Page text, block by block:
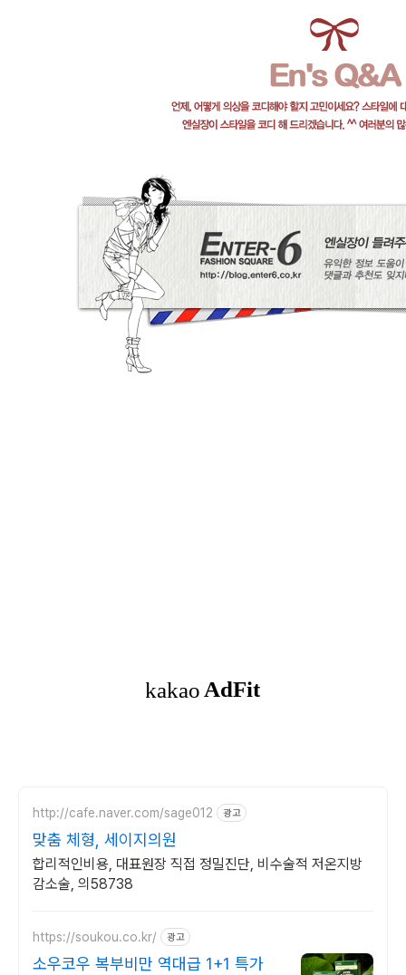
http://cafe.naver.com/sage012 광고
맞춤 체형, 세이지의원
합리적인비용, 대표원장 직접 정밀진단, 비수술적 저온지방
감소술, 의58738
https://soukou.co.kr/ 광고
소우코우 복부비만 역대급 1+1 특가